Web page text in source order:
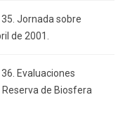
Jornada sobre
de 2001.
Evaluaciones
de Biosfera